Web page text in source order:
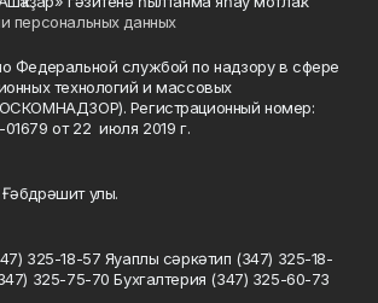
персональных данных
Федеральной службой по надзору в сфере
технологий и массовых
Регистрационный номер:
от 22 июля 2019 г.
улы.
325-18-57 Яуаплы сәркәтип (347) 325-18-
325-75-70 Бухгалтерия (347) 325-60-73